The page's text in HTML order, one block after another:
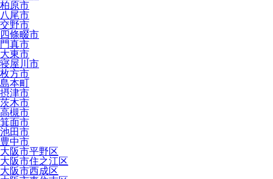
柏原市
八尾市
交野市
四條畷市
門真市
大東市
寝屋川市
枚方市
島本町
摂津市
茨木市
高槻市
箕面市
池田市
豊中市
大阪市平野区
大阪市住之江区
大阪市西成区